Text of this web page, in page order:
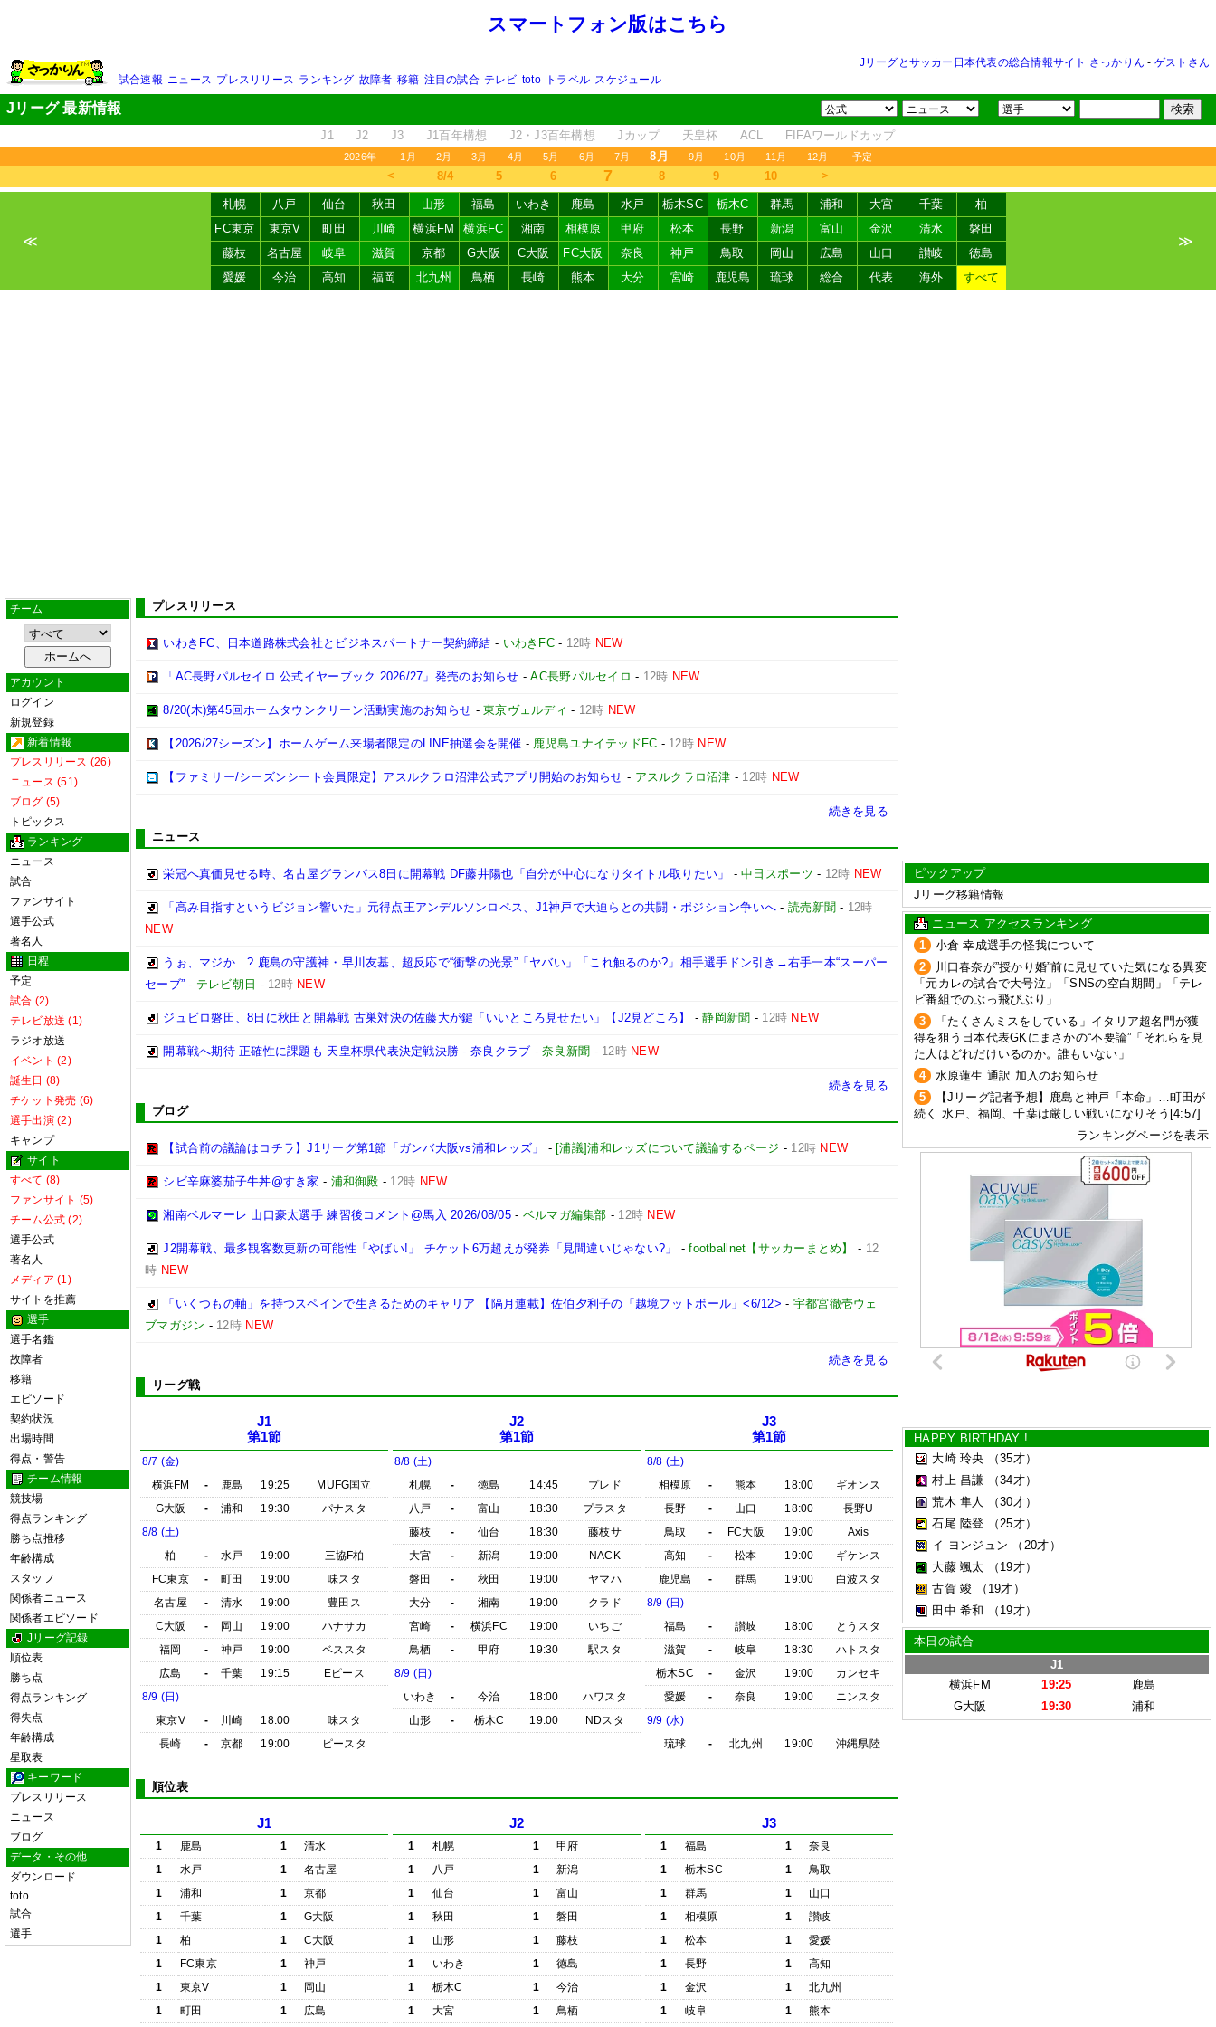
スマートフォン版はこちら
Jリーグとサッカー日本代表の総合情報サイト さっかりん - ゲストさん
試合速報 ニュース プレスリリース ランキング 故障者 移籍 注目の試合 テレビ toto トラベル スケジュール
Jリーグ 最新情報
J1 J2 J3 J1百年構想 J2・J3百年構想 Jカップ 天皇杯 ACL FIFAワールドカップ
2026年 1月 2月 3月 4月 5月 6月 7月 8月 9月 10月 11月 12月 予定
＜ 8/4 5 6 7 8 9 10 ＞
≪
札幌 八戸 仙台 秋田 山形 福島 いわき 鹿島 水戸 栃木SC 栃木C 群馬 浦和 大宮 千葉
柏
FC東京
東京V 町田 川崎 横浜FM 横浜FC 湘南 相模原 甲府 松本 長野 新潟 富山 金沢 清水
磐田
藤枝
名古屋 岐阜 滋賀 京都 G大阪 C大阪 FC大阪 奈良 神戸 鳥取 岡山 広島 山口 讃岐
徳島
愛媛
今治 高知 福岡 北九州 鳥栖 長崎 熊本 大分 宮崎 鹿児島 琉球 総合 代表 海外 すべて
≫
チーム
アカウント
ログイン
新規登録
新着情報
プレスリリース (26)
ニュース (51)
ブログ (5)
トピックス
ランキング
ニュース
試合
ファンサイト
選手公式
著名人
日程
予定
試合 (2)
テレビ放送 (1)
ラジオ放送
イベント (2)
誕生日 (8)
チケット発売 (6)
選手出演 (2)
キャンプ
サイト
すべて (8)
ファンサイト (5)
チーム公式 (2)
選手公式
著名人
メディア (1)
サイトを推薦
選手
選手名鑑
故障者
移籍
エピソード
契約状況
出場時間
得点・警告
チーム情報
競技場
得点ランキング
勝ち点推移
年齢構成
スタッフ
関係者ニュース
関係者エピソード
Jリーグ記録
順位表
勝ち点
得点ランキング
得失点
年齢構成
星取表
キーワード
プレスリリース
ニュース
ブログ
データ・その他
ダウンロード
toto
試合
選手
プレスリリース
いわきFC、日本道路株式会社とビジネスパートナー契約締結 - いわきFC- 12時 NEW
「AC長野パルセイロ 公式イヤーブック 2026/27」発売のお知らせ -AC長野パルセイロ - 12時 NEW
8/20(木)第45回ホームタウンクリーン活動実施のお知らせ -東京ヴェルディ - 12時 NEW
【2026/27シーズン】ホームゲーム来場者限定のLINE抽選会を開催 - 鹿児島ユナイテッドFC - 12時 NEW
【ファミリー/シーズンシート会員限定】アスルクラロ沼津公式アプリ開始のお知らせ - アスルクラロ沼津 - 12時 NEW
続きを見る
ニュース
栄冠へ真価見せる時、名古屋グランパス8日に開幕戦 DF藤井陽也「自分が中心になりタイトル取りたい」 -中日スポーツ - 12時 NEW
「高み目指すというビジョン響いた」元得点王アンデルソンロペス、J1神戸で大迫らとの共闘・ポジション争いへ - 読売新聞 - 12時
NEW
うぉ、マジか…? 鹿島の守護神・早川友基、超反応で“衝撃の光景”「ヤバい」「これ触るのか?」相手選手ドン引き→右手一本“スーパー
セーブ” - テレビ朝日 - 12時 NEW
ジュビロ磐田、8日に秋田と開幕戦 古巣対決の佐藤大が鍵「いいところ見せたい」【J2見どころ】 -静岡新聞 - 12時 NEW
開幕戦へ期待 正確性に課題も 天皇杯県代表決定戦決勝 - 奈良クラブ -奈良新聞 - 12時 NEW
続きを見る
ブログ
【試合前の議論はコチラ】J1リーグ第1節「ガンバ大阪vs浦和レッズ」 - [浦議]浦和レッズについて議論するページ - 12時 NEW
シビ辛麻婆茄子牛丼@すき家 - 浦和御殿 - 12時 NEW
湘南ベルマーレ 山口豪太選手 練習後コメント@馬入 2026/08/05- ベルマガ編集部 - 12時 NEW
J2開幕戦、最多観客数更新の可能性「やばい!」 チケット6万超えが発券「見間違いじゃない?」 -footballnet【サッカーまとめ】 - 12
時 NEW
「いくつもの軸」を持つスペインで生きるためのキャリア 【隔月連載】佐伯夕利子の「越境フットボール」<6/12> - 宇都宮徹壱ウェ
ブマガジン - 12時 NEW
続きを見る
リーグ戦
J1
第1節
8/7 (金)
横浜FM
- 鹿島 19:25
MUFG国立
G大阪
- 浦和 19:30
パナスタ
8/8 (土)
柏
- 水戸 19:00
三協F柏
FC東京
- 町田 19:00
味スタ
名古屋
- 清水 19:00
豊田ス
C大阪
- 岡山 19:00
ハナサカ
福岡
- 神戸 19:00
ベススタ
広島
- 千葉 19:15
Eピース
8/9 (日)
東京V
- 川崎 18:00
味スタ
長崎
- 京都 19:00 ピースタ
J2
第1節
8/8 (土)
札幌
- 徳島 14:45
プレド
八戸
- 富山 18:30
プラスタ
藤枝
- 仙台 18:30
藤枝サ
大宮
- 新潟 19:00
NACK
磐田
- 秋田 19:00
ヤマハ
大分
- 湘南 19:00
クラド
宮崎
- 横浜FC 19:00
いちご
鳥栖
- 甲府 19:30
駅スタ
8/9 (日)
いわき
- 今治 18:00
ハワスタ
山形
- 栃木C 19:00 NDスタ
J3
第1節
8/8 (土)
相模原
- 熊本 18:00
ギオンス
長野
- 山口 18:00
長野U
鳥取
- FC大阪 19:00
Axis
高知
- 松本 19:00
ギケンス
鹿児島
- 群馬 19:00
白波スタ
8/9 (日)
福島
- 讃岐 18:00
とうスタ
滋賀
- 岐阜 18:30
ハトスタ
栃木SC
- 金沢 19:00
カンセキ
愛媛
- 奈良 19:00
ニンスタ
9/9 (水)
琉球
- 北九州 19:00 沖縄県陸
順位表
J1
1 鹿島 1
清水
1
水戸 1
名古屋
1
浦和 1
京都
1
千葉 1
G大阪
1
柏 1
C大阪
1
FC東京 1
神戸
1
東京V 1
岡山
1
町田 1
広島
J2
1 札幌 1
甲府
1
八戸 1
新潟
1
仙台 1
富山
1
秋田 1
磐田
1
山形 1
藤枝
1
いわき 1
徳島
1
栃木C 1
今治
1
大宮 1
鳥栖
J3
1 福島 1
奈良
1
栃木SC 1
鳥取
1
群馬 1
山口
1
相模原 1
讃岐
1
松本 1
愛媛
1
長野 1
高知
1
金沢 1
北九州
1
岐阜 1
熊本
ピックアップ
Jリーグ移籍情報
ニュース アクセスランキング
1
小倉 幸成選手の怪我について
2
川口春奈が”授かり婚”前に見せていた気になる異変
「元カレの試合で大号泣」「SNSの空白期間」「テレ
ビ番組でのぶっ飛びぶり」
3
「たくさんミスをしている」イタリア超名門が獲
得を狙う日本代表GKにまさかの“不要論”「それらを見
た人はどれだけいるのか。誰もいない」
4
水原蓮生 通訳 加入のお知らせ
5
【Jリーグ記者予想】鹿島と神戸「本命」…町田が
続く 水戸、福岡、千葉は厳しい戦いになりそう[4:57]
ランキングページを表示
HAPPY BIRTHDAY !
大崎 玲央
（35才）
村上 昌謙
（34才）
荒木 隼人
（30才）
石尾 陸登
（25才）
イ ヨンジュン
（20才）
大藤 颯太
（19才）
古賀 竣
（19才）
田中 希和
（19才）
本日の試合
J1
横浜FM
19:25
鹿島
G大阪
19:30 浦和